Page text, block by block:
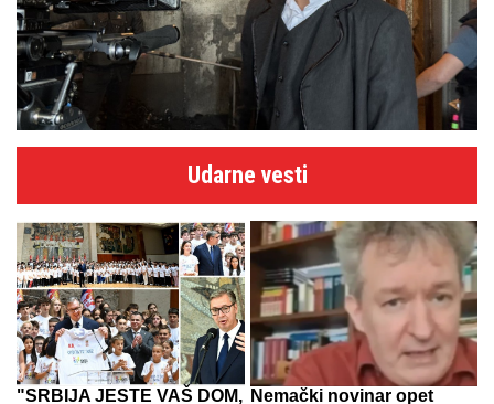
Udarne vesti
"SRBIJA JESTE VAŠ DOM, Nemački novinar opet